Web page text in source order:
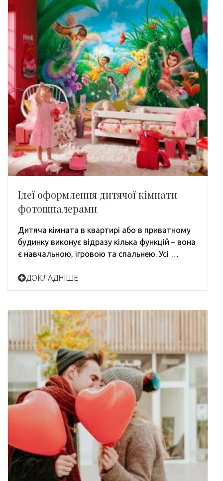
Ідеї оформлення дитячої кімнати
фотошпалерами
Дитяча кімната в квартирі або в приватному
будинку виконує відразу кілька функцій – вона
є навчальною, ігровою та спальнею. Усі …
ДОКЛАДНІШЕ